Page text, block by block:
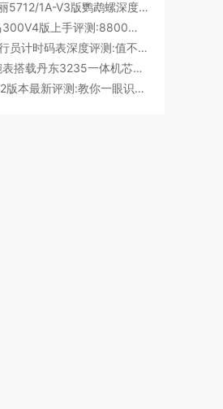
PPF厂百达翡丽5712/1A-V3版鹦鹉螺深度评测:细节升级直击正品
VS厂黑盘海马300V4版上手评测:8800一体机芯加持,复刻天花板实至名归?
APS厂万国飞行员计时码表深度评测:值不值得入手？
VS厂劳力士腕表搭载丹东3235一体机芯深度评测
VS厂日志41V2版本最新评测:教你一眼识破假VS